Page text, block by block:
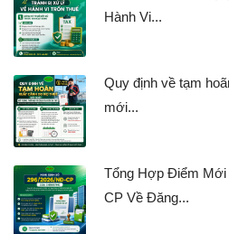
Hành Vi...
Quy định về tạm
mới...
Tổng Hợp Điểm
CP Về Đăng...